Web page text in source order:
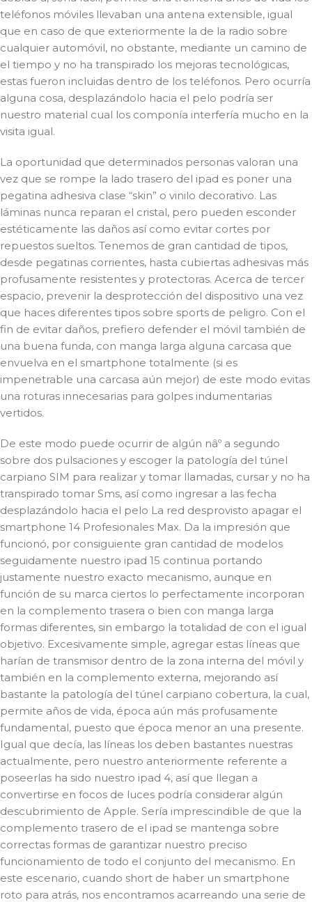
teléfonos móviles llevaban una antena extensible, igual
que en caso de que exteriormente la de la radio sobre
cualquier automóvil, no obstante, mediante un camino de
el tiempo y no ha transpirado los mejoras tecnológicas,
estas fueron incluidas dentro de los teléfonos. Pero ocurría
alguna cosa, desplazándolo hacia el pelo podrí­a ser
nuestro material cual los componía interfería mucho en la
visita igual.
La oportunidad que determinados personas valoran una
vez que se rompe la lado trasero del ipad es poner una
pegatina adhesiva clase “skin” o vinilo decorativo. Las
láminas nunca reparan el cristal, pero pueden esconder
estéticamente las daños así­ como evitar cortes por
repuestos sueltos. Tenemos de gran cantidad de tipos,
desde pegatinas corrientes, hasta cubiertas adhesivas más
profusamente resistentes y protectoras. Acerca de tercer
espacio, prevenir la desprotección del dispositivo una vez
que haces diferentes tipos sobre sports de peligro. Con el
fin de evitar daños, prefiero defender el móvil también de
una buena funda, con manga larga alguna carcasa que
envuelva en el smartphone totalmente (si es
impenetrable una carcasa aún mejor) de este modo evitas
una roturas innecesarias para golpes indumentarias
vertidos.
De este modo puede ocurrir de algún nâº a segundo
sobre dos pulsaciones y escoger la patologí­a del túnel
carpiano SIM para realizar y tomar llamadas, cursar y no ha
transpirado tomar Sms, así­ como ingresar a las fecha
desplazándolo hacia el pelo La red desprovisto apagar el
smartphone 14 Profesionales Max. Da la impresión que
funcionó, por consiguiente gran cantidad de modelos
seguidamente nuestro ipad 15 continua portando
justamente nuestro exacto mecanismo, aunque en
función de su marca ciertos lo perfectamente incorporan
en la complemento trasera o bien con manga larga
formas diferentes, sin embargo la totalidad de con el igual
objetivo. Excesivamente simple, agregar estas líneas que
harían de transmisor dentro de la zona interna del móvil y
también en la complemento externa, mejorando así
bastante la patologí­a del túnel carpiano cobertura, la cual,
permite años de vida, época aún más profusamente
fundamental, puesto que época menor an una presente.
Igual que decía, las líneas los deben bastantes nuestras
actualmente, pero nuestro anteriormente referente a
poseerlas ha sido nuestro ipad 4, así que llegan a
convertirse en focos de luces podría considerar algún
descubrimiento de Apple. Serí­a imprescindible de que la
complemento trasero de el ipad se mantenga sobre
correctas formas de garantizar nuestro preciso
funcionamiento de todo el conjunto del mecanismo. En
este escenario, cuando short de haber un smartphone
roto para atrás, nos encontramos acarreando una serie de